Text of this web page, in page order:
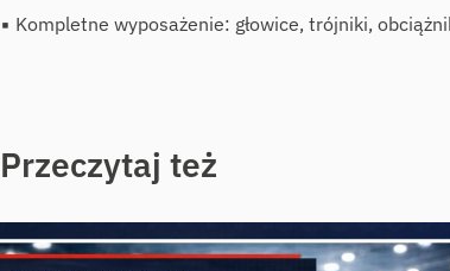
▪ Kompletne wyposażenie: głowice, trójniki,
Przeczytaj też